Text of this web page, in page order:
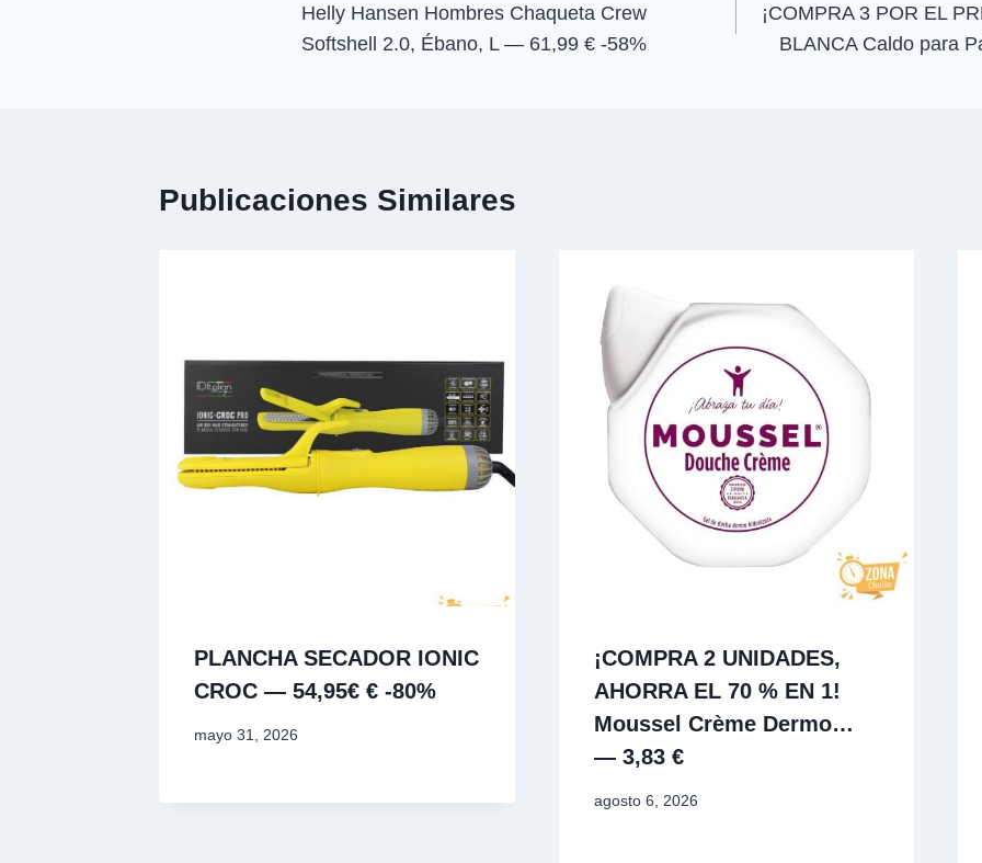
de
Helly Hansen Hombres Chaqueta Crew
Softshell 2.0, Ébano, L — 61,99 € -58%
¡COMPRA 3 POR EL
BLANCA Caldo para
Publicaciones Similares
PLANCHA SECADOR IONIC
CROC — 54,95€ € -80%
mayo 31, 2026
¡COMPRA 2 UNIDADES,
AHORRA EL 70 % EN 1!
Moussel Crème Dermo…
— 3,83 €
agosto 6, 2026